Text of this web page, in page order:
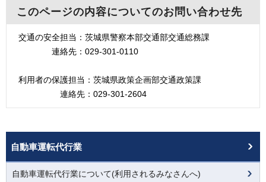
このページの内容についてのお問い合わせ先
交通の安全担当：茨城県警察本部交通部交通総務課
連絡先：029-301-0110
利用者の保護担当：茨城県政策企画部交通政策課
連絡先：029-301-2604
自動車運転代行業
自動車運転代行業について(利用されるみなさんへ)